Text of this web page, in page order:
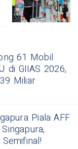
61 Mobil
di GIIAS 2026,
Miliar
Piala AFF